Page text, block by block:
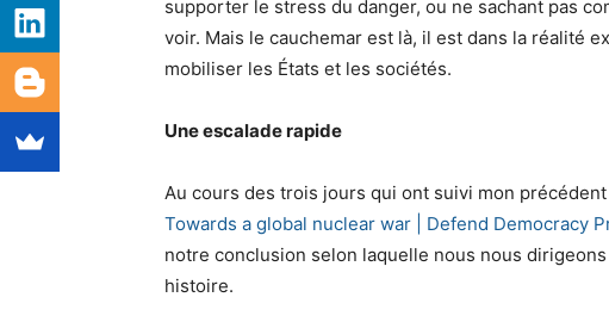
supporter le stress du danger, ou ne sachant pas
voir. Mais le cauchemar est là, il est dans la réalité
mobiliser les États et les sociétés.
Une escalade rapide
Au cours des trois jours qui ont suivi mon
Towards a global nuclear war | Defend Democracy
notre conclusion selon laquelle nous nous
histoire.